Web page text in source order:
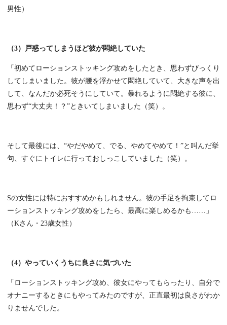
男性）
（3）戸惑ってしまうほど彼が悶絶していた
「初めてローションストッキング攻めをしたとき、思わずびっくり
してしまいました。彼が腰を浮かせて悶絶していて、大きな声を出
して、なんだか必死そうにしていて。暴れるように悶絶する彼に、
思わず“大丈夫！？”ときいてしまいました（笑）。
そして最後には、“やだやめて、でる、やめてやめて！”と叫んだ挙
句、すぐにトイレに行っておしっこしていました（笑）。
Sの女性には特におすすめかもしれません。彼の手足を拘束してロ
ーションストッキング攻めをしたら、最高に楽しめるかも……」
（Kさん・23歳女性）
（4）やっていくうちに良さに気づいた
「ローションストッキング攻め、彼女にやってもらったり、自分で
オナニーするときにもやってみたのですが、正直最初は良さがわか
りませんでした。